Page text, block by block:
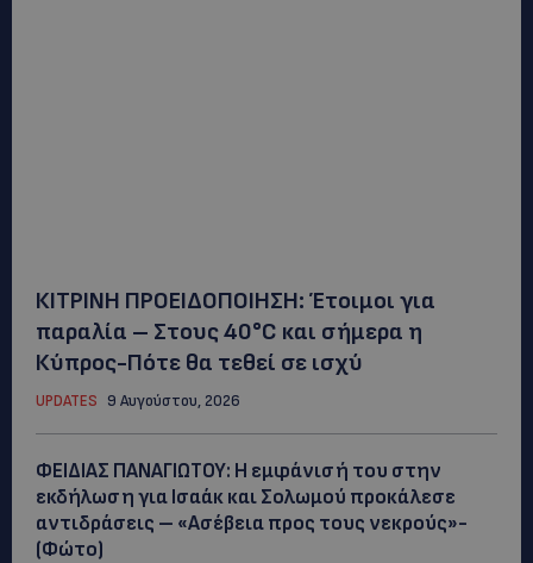
ΚΙΤΡΙΝΗ ΠΡΟΕΙΔΟΠΟΙΗΣΗ: Έτοιμοι για
παραλία – Στους 40°C και σήμερα η
Κύπρος-Πότε θα τεθεί σε ισχύ
UPDATES 9 Αυγούστου, 2026
ΦΕΙΔΙΑΣ ΠΑΝΑΓΙΩΤΟΥ: Η εμφάνισή του στην
εκδήλωση για Ισαάκ και Σολωμού προκάλεσε
αντιδράσεις – «Ασέβεια προς τους νεκρούς»-
(Φώτο)